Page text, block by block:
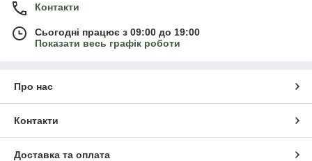
Контакти
Сьогодні працює з 09:00 до 19:00
Показати весь графік роботи
Про нас
Контакти
Доставка та оплата